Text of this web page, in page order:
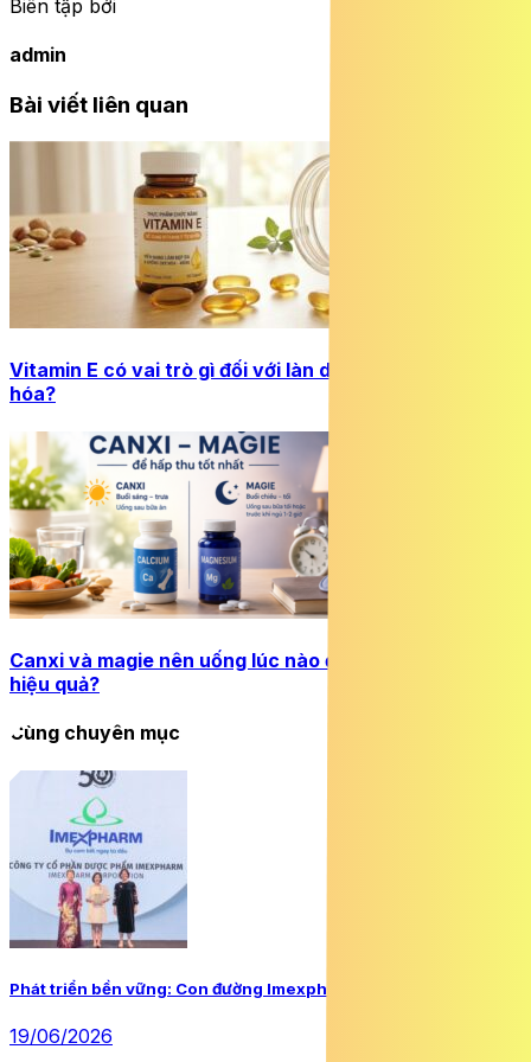
Biên tập bởi
admin
Bài viết liên quan
Vitamin E có vai trò gì đối với làn da và quá trình lão
hóa?
Canxi và magie nên uống lúc nào để phát huy tối đa
hiệu quả?
Cùng chuyên mục
Phát triển bền vững: Con đường Imexpharm đã chọn
19/06/2026